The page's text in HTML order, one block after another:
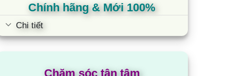
Chính hãng & Mới 100%
Chi tiết
Chăm sóc tận tâm